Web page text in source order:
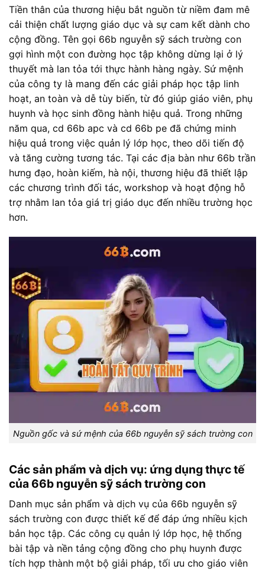
Tiền thân của thương hiệu bắt nguồn từ niềm đam mê
cải thiện chất lượng giáo dục và sự cam kết dành cho
cộng đồng. Tên gọi 66b nguyễn sỹ sách trường con
gợi hình một con đường học tập không dừng lại ở lý
thuyết mà lan tỏa tới thực hành hàng ngày. Sứ mệnh
của công ty là mang đến các giải pháp học tập linh
hoạt, an toàn và dễ tùy biến, từ đó giúp giáo viên, phụ
huynh và học sinh đồng hành hiệu quả. Trong những
năm qua, cd 66b apc và cd 66b pe đã chứng minh
hiệu quả trong việc quản lý lớp học, theo dõi tiến độ
và tăng cường tương tác. Tại các địa bàn như 66b trần
hưng đạo, hoàn kiếm, hà nội, thương hiệu đã thiết lập
các chương trình đối tác, workshop và hoạt động hỗ
trợ nhằm lan tỏa giá trị giáo dục đến nhiều trường học
hơn.
Nguồn gốc và sứ mệnh của 66b nguyễn sỹ sách trường con
Các sản phẩm và dịch vụ: ứng dụng thực tế
của 66b nguyễn sỹ sách trường con
Danh mục sản phẩm và dịch vụ của 66b nguyễn sỹ
sách trường con được thiết kế để đáp ứng nhiều kịch
bản học tập. Các công cụ quản lý lớp học, hệ thống
bài tập và nền tảng cộng đồng cho phụ huynh được
tích hợp thành một bộ giải pháp, tối ưu cho giáo viên